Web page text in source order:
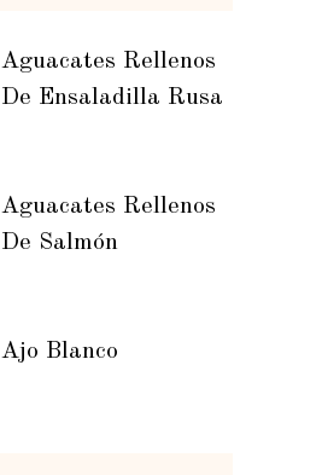
Aguacates Rellenos
De Ensaladilla Rusa
Aguacates Rellenos
De Salmón
Ajo Blanco